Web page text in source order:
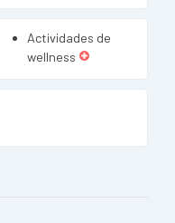
Actividades de
wellness